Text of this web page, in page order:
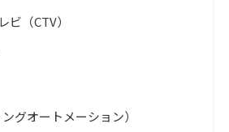
ビ（CTV）
グオートメーション）